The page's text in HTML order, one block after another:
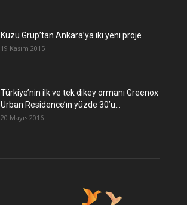
​Kuzu Grup’tan Ankara’ya iki yeni proje
19 Kasım 2015
Türkiye’nin ilk ve tek dikey ormanı Greenox
Urban Residence’ın yüzde 30’u...
20 Mayıs 2016